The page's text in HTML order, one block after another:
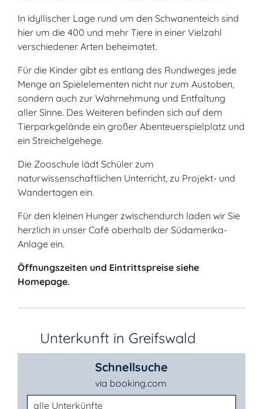
In idyllischer Lage rund um den Schwanenteich sind
hier um die 400 und mehr Tiere in einer Vielzahl
verschiedener Arten beheimatet.
Für die Kinder gibt es entlang des Rundweges jede
Menge an Spielelementen nicht nur zum Austoben,
sondern auch zur Wahrnehmung und Entfaltung
aller Sinne. Des Weiteren befinden sich auf dem
Tierparkgelände ein großer Abenteuerspielplatz und
ein Streichelgehege.
Die Zooschule lädt Schüler zum
naturwissenschaftlichen Unterricht, zu Projekt- und
Wandertagen ein.
Für den kleinen Hunger zwischendurch laden wir Sie
herzlich in unser Café oberhalb der Südamerika-
Anlage ein.
Öffnungszeiten und Eintrittspreise siehe
Homepage.
Unterkunft in Greifswald
Schnellsuche
via booking.com
Unterkunftsart